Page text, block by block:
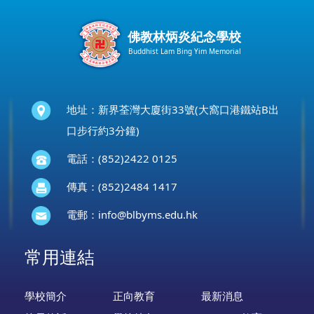
佛教林炳炎紀念學校
Buddhist Lam Bing Yim Memorial
地址：新界荃灣大廈街33號(大窩口港鐵站B出
口步行約3分鐘)
電話：(852)2422 0125
傳真：(852)2484 1417
電郵： info@blbyms.edu.hk
常用連結
學校簡介 正向教育
最新消息